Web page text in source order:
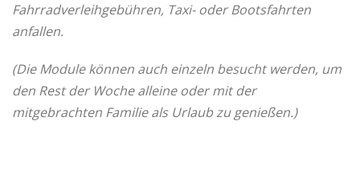
Fahrradverleihgebühren, Taxi- oder Bootsfahrten
anfallen.
(Die Module können auch einzeln besucht werden, um
den Rest der Woche alleine oder mit der
mitgebrachten Familie als Urlaub zu genießen.)